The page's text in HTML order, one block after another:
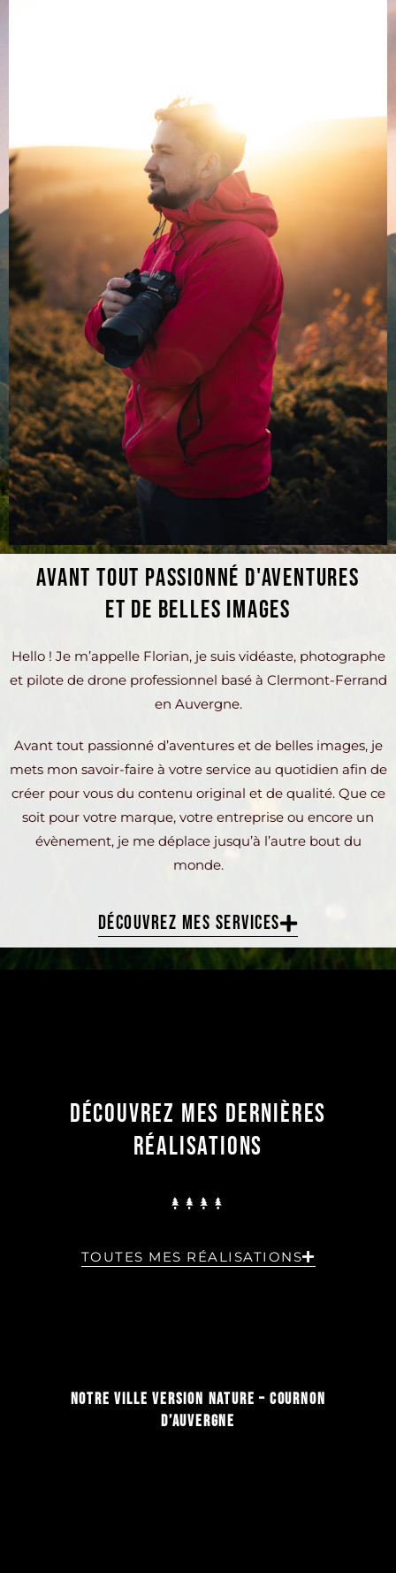
AVANT TOUT PASSIONNÉ D'AVENTURES
ET DE BELLES IMAGES
Hello ! Je m’appelle Florian, je suis vidéaste, photographe
et pilote de drone professionnel basé à Clermont-Ferrand
en Auvergne.
Avant tout passionné d’aventures et de belles images, je
mets mon savoir-faire à votre service au quotidien afin de
créer pour vous du contenu original et de qualité. Que ce
soit pour votre marque, votre entreprise ou encore un
évènement, je me déplace jusqu’à l’autre bout du
monde.
DÉCOUVREZ MES SERVICES
DÉCOUVREZ MES DERNIÈRES
RÉALISATIONS
TOUTES MES RÉALISATIONS
NOTRE VILLE VERSION NATURE – COURNON
D’AUVERGNE